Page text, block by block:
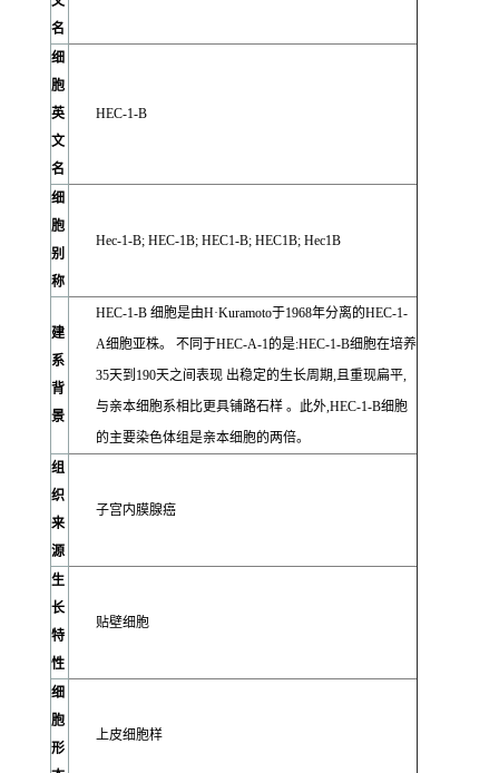
名
细
胞
英
文
名
HEC-1-B
细
胞
别
称
Hec-1-B; HEC-1B; HEC1-B; HEC1B; Hec1B
建
系
背
景
HEC-1-B 细胞是由H·Kuramoto于1968年分离的HEC-1-
A细胞亚株。 不同于HEC-A-1的是:HEC-1-B细胞在培养
35天到190天之间表现 出稳定的生长周期,且重现扁平,
与亲本细胞系相比更具铺路石样 。此外,HEC-1-B细胞
的主要染色体组是亲本细胞的两倍。
组
织
来
源
子宫内膜腺癌
生
长
特
性
贴壁细胞
细
胞
形
上皮细胞样